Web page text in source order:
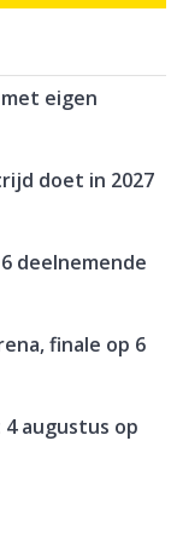
eigen
doet in 2027
deelnemende
finale op 6
augustus op